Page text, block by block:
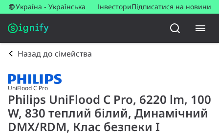
Україна - Українська ІнвесториПідписатися на новини
Назад до сімейства
UniFlood C Pro
Philips UniFlood C Pro, 6220 lm, 100
W, 830 теплий білий, Динамічний
DMX/RDM, Клас безпеки I